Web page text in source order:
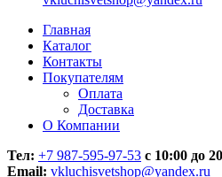
Главная
Каталог
Контакты
Покупателям
Оплата
Доставка
О Компании
Тел: +7 987-595-97-53 с 10:00 до
Email: vkluchisvetshop@yandex.ru